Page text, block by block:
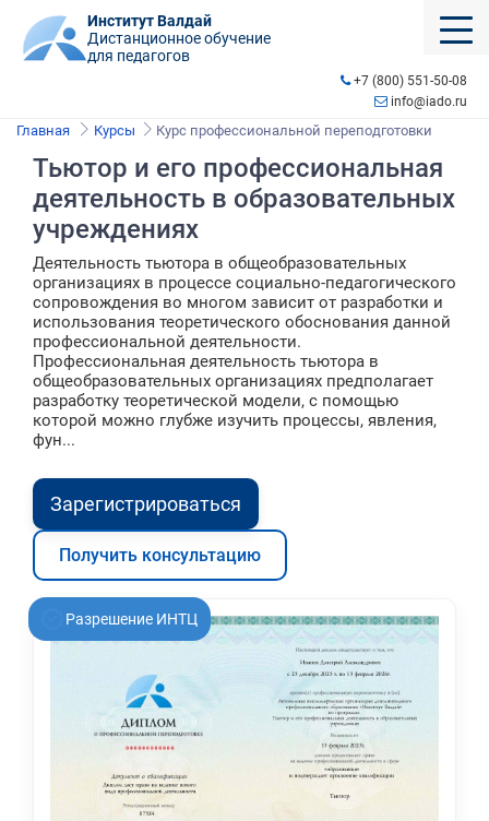
Институт Валдай
Дистанционное обучение
для педагогов
+7 (800) 551-50-08
info@iado.ru
Главная Курсы Курс профессиональной переподготовки
Тьютор и его профессиональная
деятельность в образовательных
учреждениях
Деятельность тьютора в общеобразовательных
организациях в процессе социально-педагогического
сопровождения во многом зависит от разработки и
использования теоретического обоснования данной
профессиональной деятельности.
Профессиональная деятельность тьютора в
общеобразовательных организациях предполагает
разработку теоретической модели, с помощью
которой можно глубже изучить процессы, явления,
фун...
Зарегистрироваться
Получить консультацию
Разрешение ИНТЦ